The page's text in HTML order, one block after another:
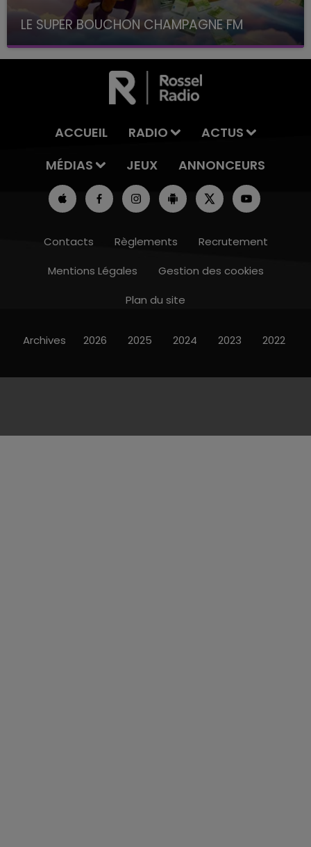
LE SUPER BOUCHON CHAMPAGNE FM
avec La Famille Champagne FM, à 8H10
ACCUEIL RADIO
ACTUS
MÉDIAS
JEUX ANNONCEURS
Contacts Règlements
Recrutement
Mentions Légales
Gestion des cookies
Plan du site
Archives 2026 2025 2024 2023 2022